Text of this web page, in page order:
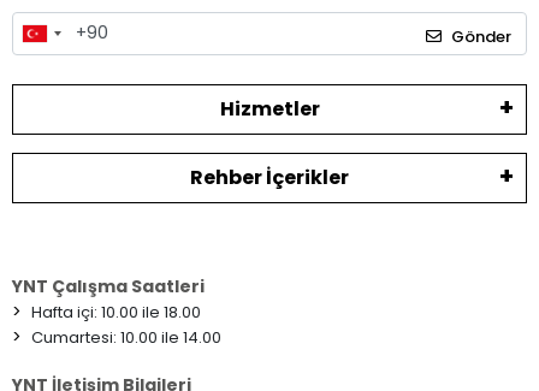
Gönder
Hizmetler
Rehber İçerikler
YNT Çalışma Saatleri
> Hafta içi: 10.00 ile 18.00
> Cumartesi: 10.00 ile 14.00
YNT İletişim Bilgileri